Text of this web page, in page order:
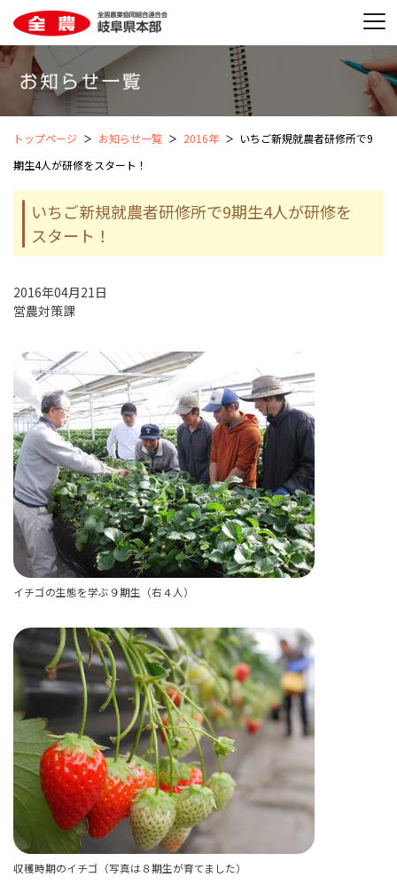
トップページ お知らせ一覧 2016年
いちご新規就農者研修所で9
期生4人が研修をスタート！
いちご新規就農者研修所で9期生4人が研修を
スタート！
2016年04月21日
営農対策課
イチゴの生態を学ぶ９期生（右４人）
収穫時期のイチゴ（写真は８期生が育てました）